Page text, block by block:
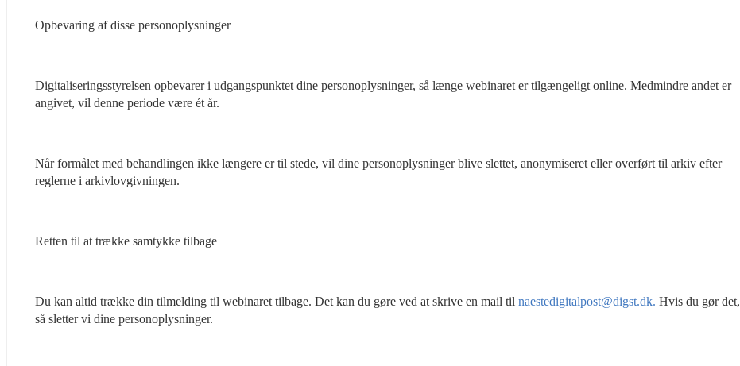
Opbevaring af disse personoplysninger
Digitaliseringsstyrelsen opbevarer i udgangspunktet dine personoplysninger, så længe webinaret er tilgængeligt online. Medmindre andet er
angivet, vil denne periode være ét år.
Når formålet med behandlingen ikke længere er til stede, vil dine personoplysninger blive slettet, anonymiseret eller overført til arkiv efter
reglerne i arkivlovgivningen.
Retten til at trække samtykke tilbage
Du kan altid trække din tilmelding til webinaret tilbage. Det kan du gøre ved at skrive en mail til naestedigitalpost@digst.dk. Hvis du gør det,
så sletter vi dine personoplysninger.